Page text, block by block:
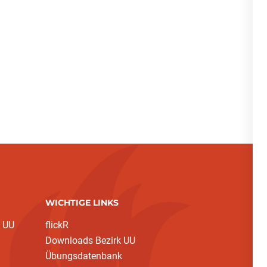
WICHTIGE LINKS
flickR
Downloads Bezirk UU
Übungsdatenbank